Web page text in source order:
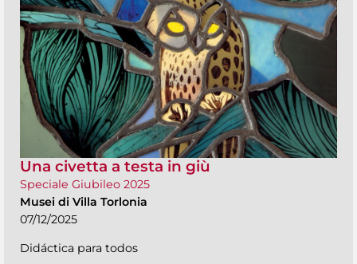
Una civetta a testa in giù
Speciale Giubileo 2025
Musei di Villa Torlonia
07/12/2025
Didáctica para todos